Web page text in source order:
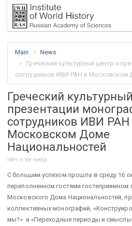
Main
News
Греческий культурный центр о
сотрудников ИВИ РАН в Московском
Греческий
презентации
сотрудников ИВИ РАН
Московском Доме
Национальностей
IWH in the media
С большим успехом прошла в среду 16
переполненном гостями гостеприимном
Московского Дома Национальностей,
коллективных монографий,
мы?» и «Переходные периоды и смыслы